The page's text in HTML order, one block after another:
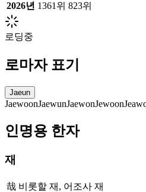
2026년 1361위 823위
로딩중
로마자 표기
Jaeun
JaewoonJaewunJaewonJewoon
인명용 한자
재
哉 비롯할 재, 어조사 재